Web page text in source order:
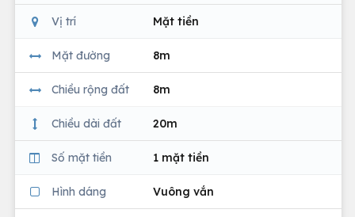
Vị trí Mặt tiền
Mặt đường 8m
Chiều rộng đất 8m
Chiều dài đất 20m
Số mặt tiền 1 mặt tiền
Hình dáng Vuông vắn